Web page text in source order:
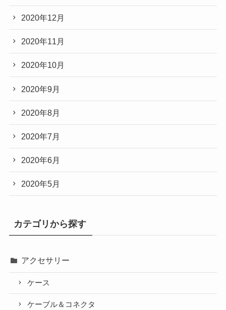
2020年12月
2020年11月
2020年10月
2020年9月
2020年8月
2020年7月
2020年6月
2020年5月
カテゴリから探す
アクセサリー
ケース
ケーブル＆コネクタ